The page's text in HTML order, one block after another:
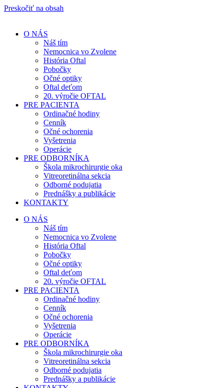
Preskočiť na obsah
O NÁS
Náš tím
Nemocnica vo Zvolene
História Oftal
Pobočky
Očné optiky
Oftal deťom
20. výročie OFTAL
PRE PACIENTA
Ordinačné hodiny
Cenník
Očné ochorenia
Vyšetrenia
Operácie
PRE ODBORNÍKA
Škola mikrochirurgie oka
Vitreoretinálna sekcia
Odborné podujatia
Prednášky a publikácie
KONTAKTY
O NÁS
Náš tím
Nemocnica vo Zvolene
História Oftal
Pobočky
Očné optiky
Oftal deťom
20. výročie OFTAL
PRE PACIENTA
Ordinačné hodiny
Cenník
Očné ochorenia
Vyšetrenia
Operácie
PRE ODBORNÍKA
Škola mikrochirurgie oka
Vitreoretinálna sekcia
Odborné podujatia
Prednášky a publikácie